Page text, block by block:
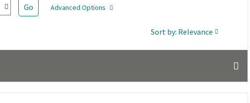
Go Advanced Options
Sort by: Relevance